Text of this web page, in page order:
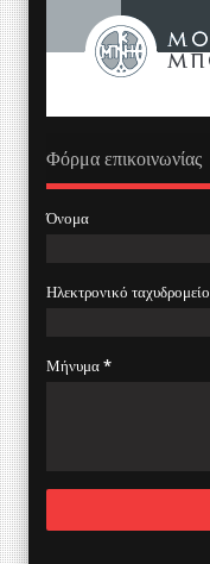
Φόρμα επικοινωνίας
Όνομα
Ηλεκτρονικό ταχυδρομείο
Μήνυμα*